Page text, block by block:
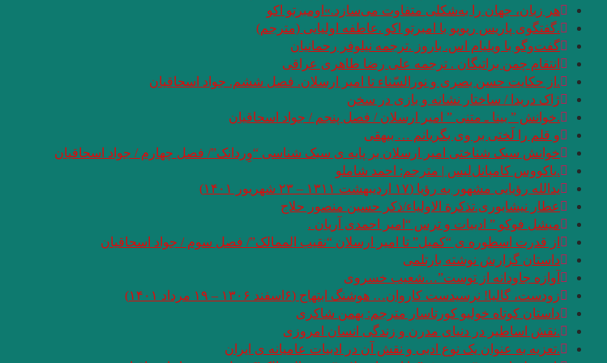
هر زبان، جهان را به‌شکلی متفاوت می‌سازد.»اومبرتو اکو
.گفتگوی پاریس ریویو با امبرتو اکو .عاطفه اولیایی (مترجم)
گفت‌وگو با ویلیام اس. باروز .ترجمه نیلوفر رحمانیان
انتقام چمن براتیگان . ترجمه علی رضا طاهری عراقی
.از حکایت حسن بصری و نورالسّناء تا امیر ارسلان. فصل ششم. جواد اسحاقیان
ژاک دریدا / ساختار نشانه و بازی در سخن
.خوانش ” بینا ـ متنی ” امیر ارسلان / فصل پنجم / جواد اسحاقیان
و قلم را لَختی بر وی بگریانم … بیهقی
خوانش سبک شناختی امیر ارسلان بر پایه ی سبک شناسی “وِردانک”/ فصل چهارم / جواد اسحاقیان
.یاکووس کامپانل‌لیس | مترجم: ‌احمد شاملو
یدالله رؤیایی مشهور به رؤیا (۱۷ اردیبهشت ۱۳۱۱ – ۲۳ شهریور ۱۴۰۱)
عطار نیشابوری.تذکرة الاولیاء/ذکر حسین منصور حلاج
میشل فوکو ” ادبیات و ترس “امیر احمدی آریان .
از قدرت اسطوره ی “کمبل” تا امیر ارسلان “نقیب الممالک”/ فصل سوم / جواد اسحاقیان
داستان گزارش نوشته بارتلمی
آوازه جاودانه از توست”…شعیب خسروی
زودست، گالیا! نرسیدست کاروان… هوشنگ ابتهاج (۶اسفند ۱۳۰۶ – ۱۹ مرداد ۱۴۰۱)
داستان کوتاه خولیو کورتاسار مترجم: بهمن شاکری
.نقش اساطیر در دنیای مدرن و زندگی انسان امروزی
.تعزیه به عنوان یک نوع ادبی و نقش آن در ادبیات عامیانه ی ایران